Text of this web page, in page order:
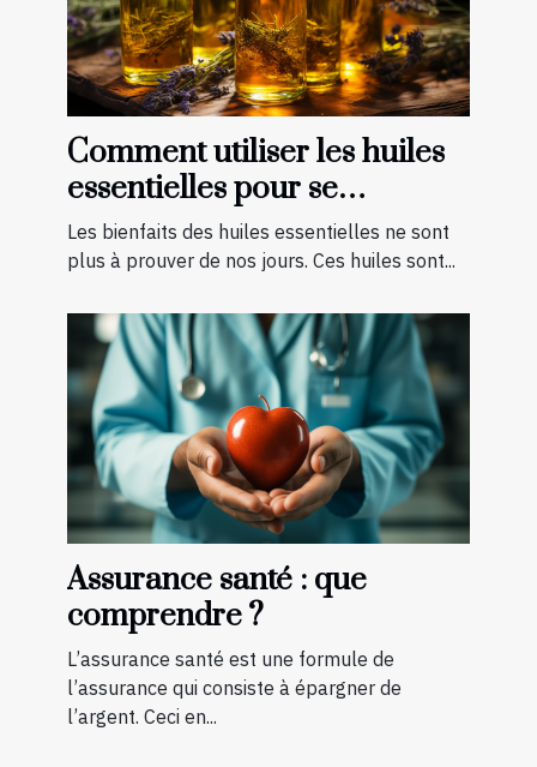
Comment utiliser les huiles
essentielles pour se
soigner ?
Les bienfaits des huiles essentielles ne sont
plus à prouver de nos jours. Ces huiles sont...
Assurance santé : que
comprendre ?
L’assurance santé est une formule de
l’assurance qui consiste à épargner de
l’argent. Ceci en...